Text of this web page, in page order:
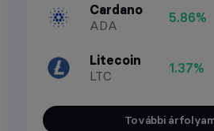
Cardano
ADA
5.86%
Litecoin
LTC
1.37%
További